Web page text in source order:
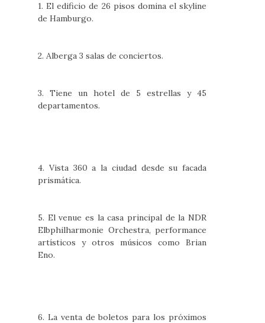
1. El edificio de 26 pisos domina el skyline
de Hamburgo.
2. Alberga 3 salas de conciertos.
3. Tiene un hotel de 5 estrellas y 45
departamentos.
4. Vista 360 a la ciudad desde su facada
prismática.
5. El venue es la casa principal de la NDR
Elbphilharmonie Orchestra, performance
artísticos y otros músicos como Brian
Eno.
6. La venta de boletos para los próximos